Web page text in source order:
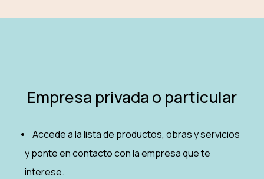
Empresa privada o particular
Accede a la lista de productos, obras y servicios
y ponte en contacto con la empresa que te
interese.